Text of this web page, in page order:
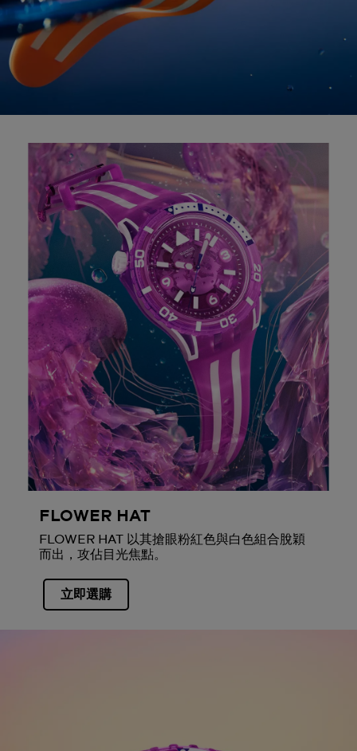
FLOWER HAT
FLOWER HAT 以其搶眼粉紅色與白色組合脫穎
而出，攻佔目光焦點。
立即選購